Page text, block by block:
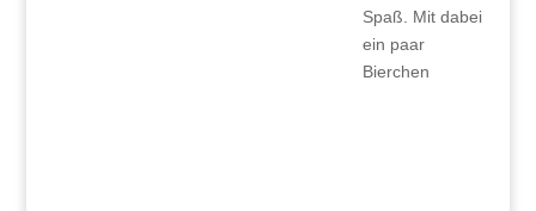
Spaß. Mit dabei
ein paar
Bierchen